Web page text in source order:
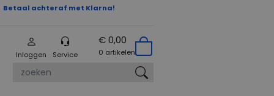
Betaal achteraf met Klarna!
Inloggen Service
€ 0,00
0 artikelen